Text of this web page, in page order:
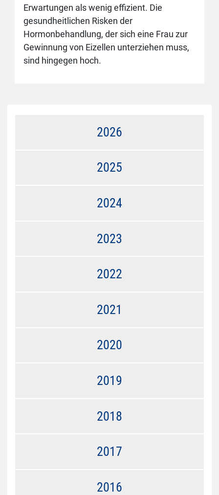
Erwartungen als wenig effizient. Die
gesundheitlichen Risken der
Hormonbehandlung, der sich eine Frau zur
Gewinnung von Eizellen unterziehen muss,
sind hingegen hoch.
2026
2025
2024
2023
2022
2021
2020
2019
2018
2017
2016